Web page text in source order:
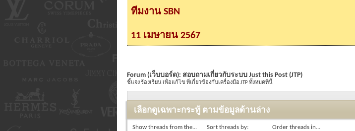
ทีมงาน SBN
11 เมษายน 2567
Forum (เว็บบอร์ด): สอบถามเกี่ยวกับระบบ Just this Post (JTP)
ชี้แจง ร้องเรียน เพื่อแก้ไข ที่เกี่ยวข้องกับเครื่องมือ JTP ทั้งหมดที่นี้
เลือกดูเฉพาะกระทู้ ตามข้อมูลด้านล่าง
Show threads from the... Sort threads by:
Order threads in...